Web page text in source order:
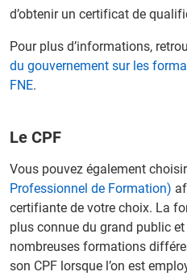
d’obtenir un certificat de
Pour plus d’informations,
du gouvernement sur les
FNE.
Le CPF
Vous pouvez également
Professionnel de Formation)
certifiante de votre choix. La
plus connue du grand public
nombreuses formations
son CPF lorsque l’on est